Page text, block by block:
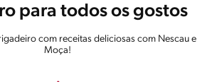
para todos os gostos
com receitas deliciosas com Nescau e
Moça!